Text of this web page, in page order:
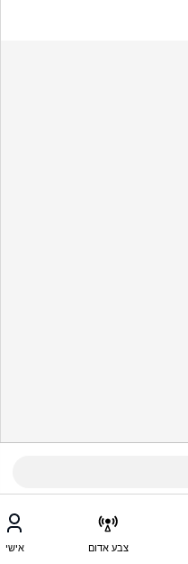
צבע אדום אישי